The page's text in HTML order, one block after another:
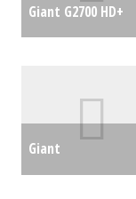
Giant G2700 HD+
Giant